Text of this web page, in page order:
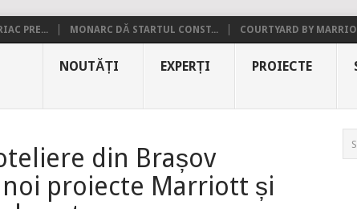
PRE... MONARC DĂ STARTUL CONST... COURTYARD BY
NOUTĂȚI EXPERȚI PROIECTE
din Brașov
noi proiecte Marriott și